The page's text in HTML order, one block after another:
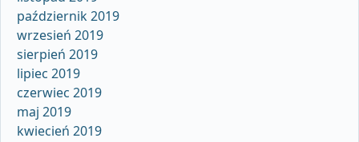
październik 2019
wrzesień 2019
sierpień 2019
lipiec 2019
czerwiec 2019
maj 2019
kwiecień 2019